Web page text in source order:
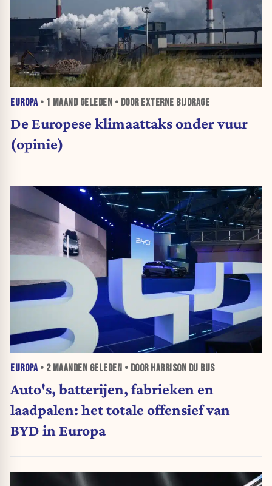
EUROPA• 1 MAANDGELEDEN • DOOR EXTERNE BIJDRAGE
De Europese klimaattaks onder vuur
(opinie)
EUROPA• 2 MAANDEN GELEDEN • DOOR HARRISON DU BUS
Auto's, batterijen, fabrieken en
laadpalen: het totale offensief van
BYD in Europa